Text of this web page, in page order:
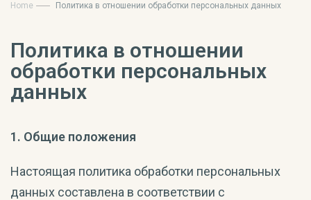
Home Политика в отношении обработки персональных данных
Политика в отношении
обработки персональных
данных
1. Общие положения
Настоящая политика обработки персональных
данных составлена в соответствии с